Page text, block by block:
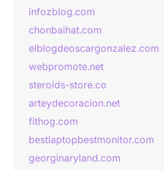
infozblog.com
chonbaihat.com
elblogdeoscargonzalez.com
webpromote.net
steroids-store.co
arteydecoracion.net
fithog.com
bestlaptopbestmonitor.com
georginaryland.com